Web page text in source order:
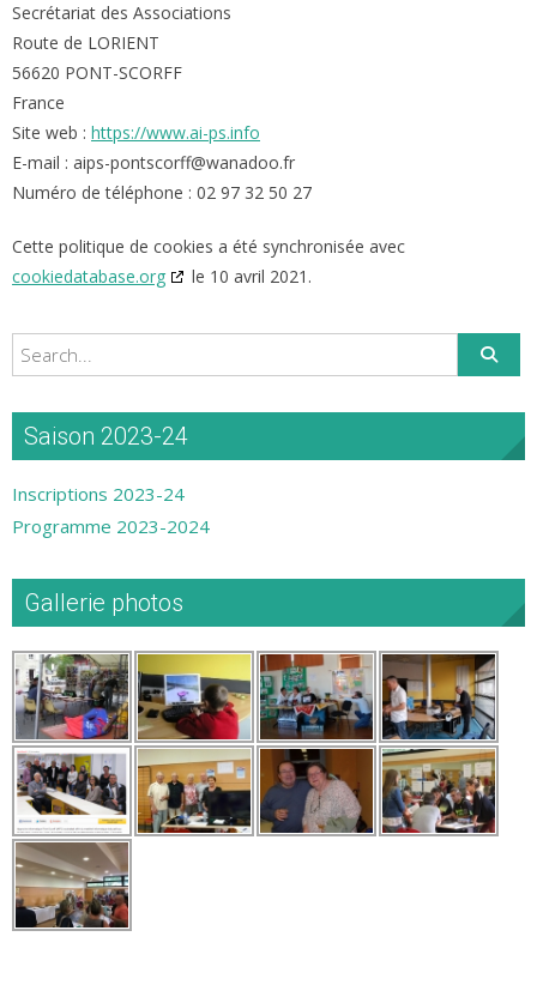
Secrétariat des Associations
Route de LORIENT
56620 PONT-SCORFF
France
Site web : https://www.ai-ps.info
E-mail : aips-pontscorff@wanadoo.fr
Numéro de téléphone : 02 97 32 50 27
Cette politique de cookies a été synchronisée avec
cookiedatabase.org
le 10 avril 2021.
Saison 2023-24
Inscriptions 2023-24
Programme 2023-2024
Gallerie photos